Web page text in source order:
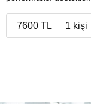
7600 TL 1 kişi